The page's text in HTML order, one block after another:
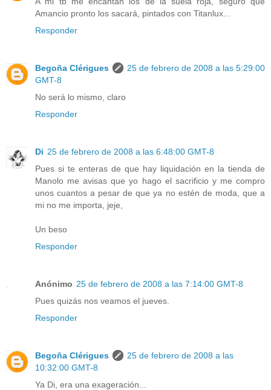
Amancio pronto los sacará, pintados con Titanlux...
Responder
Begoña Clérigues
25 de febrero de 2008 a las 5:29:00
GMT-8
No será lo mismo, claro
Responder
Di 25 de febrero de 2008 a las 6:48:00 GMT-8
Pues si te enteras de que hay liquidación en la tienda de
Manolo me avisas que yo hago el sacrificio y me compro
unos cuantos a pesar de que ya no estén de moda, que a
mi no me importa, jeje,
Un beso
Responder
Anónimo 25 de febrero de 2008 a las 7:14:00 GMT-8
Pues quizás nos veamos el jueves.
Responder
Begoña Clérigues
25 de febrero de 2008 a las
10:32:00 GMT-8
Ya Di, era una exageración...